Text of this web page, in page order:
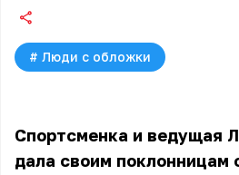
# Люди с обложки
Спортсменка и ведущая
дала своим поклонницам